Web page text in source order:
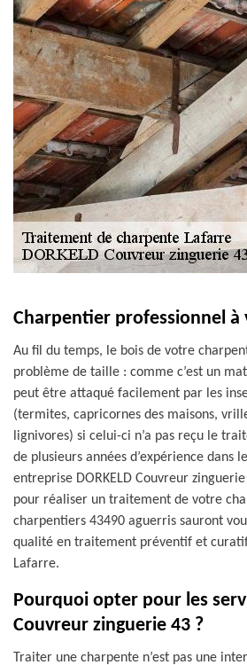
Charpentier professionnel à
Au fil du temps, le bois de votre
problème de taille : comme c’est un
peut être attaqué facilement par les
(termites, capricornes des maisons,
lignivores) si celui-ci n’a pas reçu le
de plusieurs années d’expérience dans
entreprise DORKELD Couvreur
pour réaliser un traitement de votre
charpentiers 43490 aguerris sauront
qualité en traitement préventif et
Lafarre.
Pourquoi opter pour les
Couvreur zinguerie 43 ?
Traiter une charpente n’est pas une